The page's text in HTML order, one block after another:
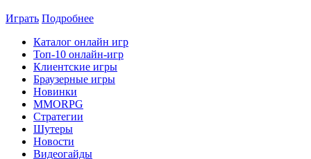
Играть Подробнее
Каталог онлайн игр
Топ-10 онлайн-игр
Клиентские игры
Браузерные игры
Новинки
MMORPG
Стратегии
Шутеры
Новости
Видеогайды